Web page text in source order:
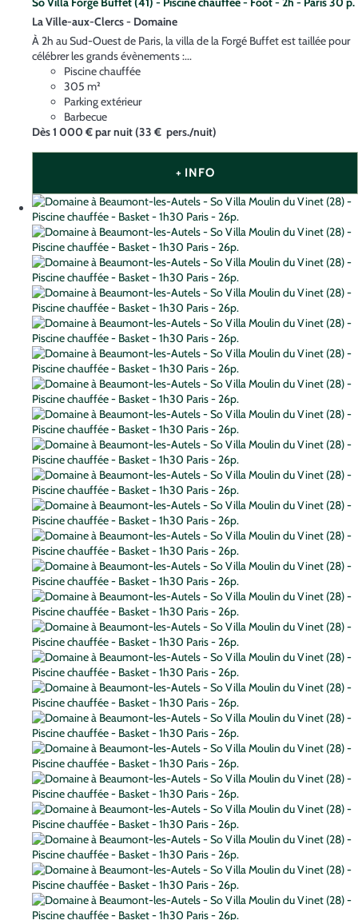
La Ville-aux-Clercs - Domaine
À 2h au Sud-Ouest de Paris, la villa de la Forgé Buffet est taillée pour
célébrer les grands évènements :...
Piscine chauffée
305 m²
Parking extérieur
Barbecue
Dès1 000 €par nuit(33 € pers./nuit)
+ INFO